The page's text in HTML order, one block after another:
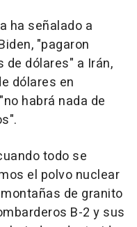
ha señalado a
"pagaron
dólares" a Irán,
dólares en
habrá nada de
todo se
el polvo nuclear
de granito
B-2 y sus